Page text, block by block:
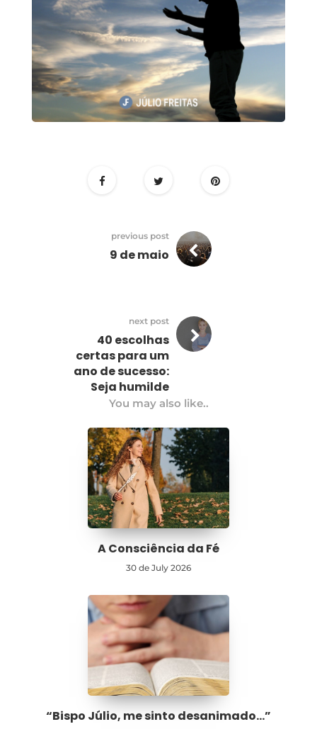
previous post
9 de maio
next post
40 escolhas
certas para um
ano de sucesso:
Seja humilde
You may also like..
A Consciência da Fé
30 de July 2026
“Bispo Júlio, me sinto desanimado…”